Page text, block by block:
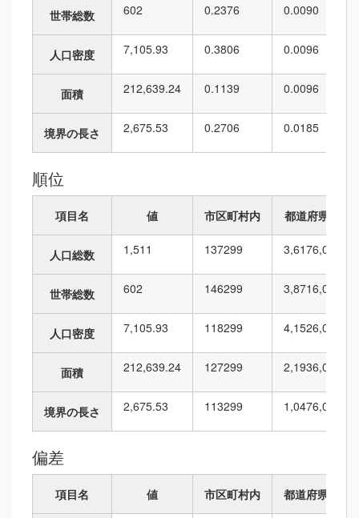
世帯総数 602 0.2376 0.0090
人口密度 7,105.93 0.3806 0.0096
面積 212,639.24 0.1139 0.0096
境界の長さ 2,675.53 0.2706 0.0185
順位
項目名 値 市区町村内 都道府県内
人口総数 1,511 137299 3,6176,010
世帯総数 602 146299 3,8716,010
人口密度 7,105.93 118299 4,1526,010
面積 212,639.24 127299 2,1936,010
境界の長さ 2,675.53 113299 1,0476,010
偏差
項目名 値 市区町村内 都道府県内